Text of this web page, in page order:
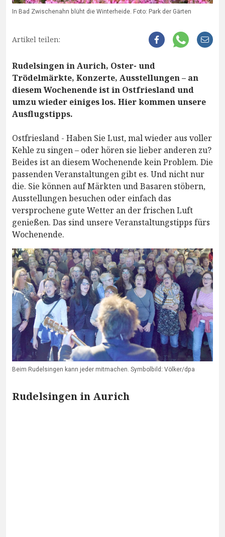
In Bad Zwischenahn blüht die Winterheide. Foto: Park der Gärten
Artikel teilen:
Rudelsingen in Aurich, Oster- und
Trödelmärkte, Konzerte, Ausstellungen – an
diesem Wochenende ist in Ostfriesland und
umzu wieder einiges los. Hier kommen unsere
Ausflugstipps.
Ostfriesland - Haben Sie Lust, mal wieder aus voller
Kehle zu singen – oder hören sie lieber anderen zu?
Beides ist an diesem Wochenende kein Problem. Die
passenden Veranstaltungen gibt es. Und nicht nur
die. Sie können auf Märkten und Basaren stöbern,
Ausstellungen besuchen oder einfach das
versprochene gute Wetter an der frischen Luft
genießen. Das sind unsere Veranstaltungstipps fürs
Wochenende.
Beim Rudelsingen kann jeder mitmachen. Symbolbild: Völker/dpa
Rudelsingen in Aurich